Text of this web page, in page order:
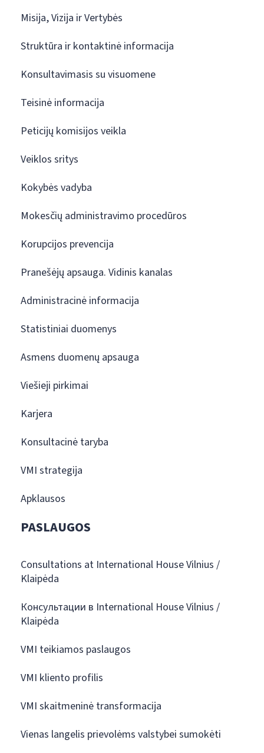
Misija, Vizija ir Vertybės
Struktūra ir kontaktinė informacija
Konsultavimasis su visuomene
Teisinė informacija
Peticijų komisijos veikla
Veiklos sritys
Kokybės vadyba
Mokesčių administravimo procedūros
Korupcijos prevencija
Pranešėjų apsauga. Vidinis kanalas
Administracinė informacija
Statistiniai duomenys
Asmens duomenų apsauga
Viešieji pirkimai
Karjera
Konsultacinė taryba
VMI strategija
Apklausos
PASLAUGOS
Consultations at International House Vilnius /
Klaipėda
Консультации в International House Vilnius /
Klaipėda
VMI teikiamos paslaugos
VMI kliento profilis
VMI skaitmeninė transformacija
Vienas langelis prievolėms valstybei sumokėti